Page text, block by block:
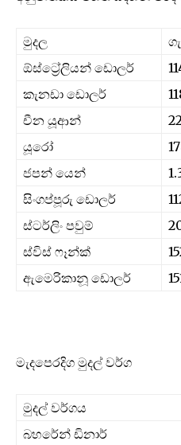
මුදල
ඕස්ට්‍රේලියන් ඩොලර්
කැනඩා ඩොලර්
චීන යූආන්
යූරෝ
ජපන් යෙන්
සිංගප්පූරු ඩොලර්
ස්ටර්ලිං පවුම්
ස්විස් ෆෑන්ක්
ඇමෙරිකානූ ඩොලර්
මැදපෙරදිග මුදල් වර්ග
මුදල් වර්ගය
බහරේන් ඩිනාර්